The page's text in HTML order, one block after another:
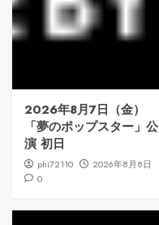
2026年8月7日（金）
「夢のポップスター」公
演 初日
phi72110
2026年8月8日
0